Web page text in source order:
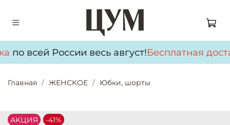
по всей России весь август!Бесплатная
Главная ЖЕНСКОЕ Юбки, шорты
АKЦИЯ -41%